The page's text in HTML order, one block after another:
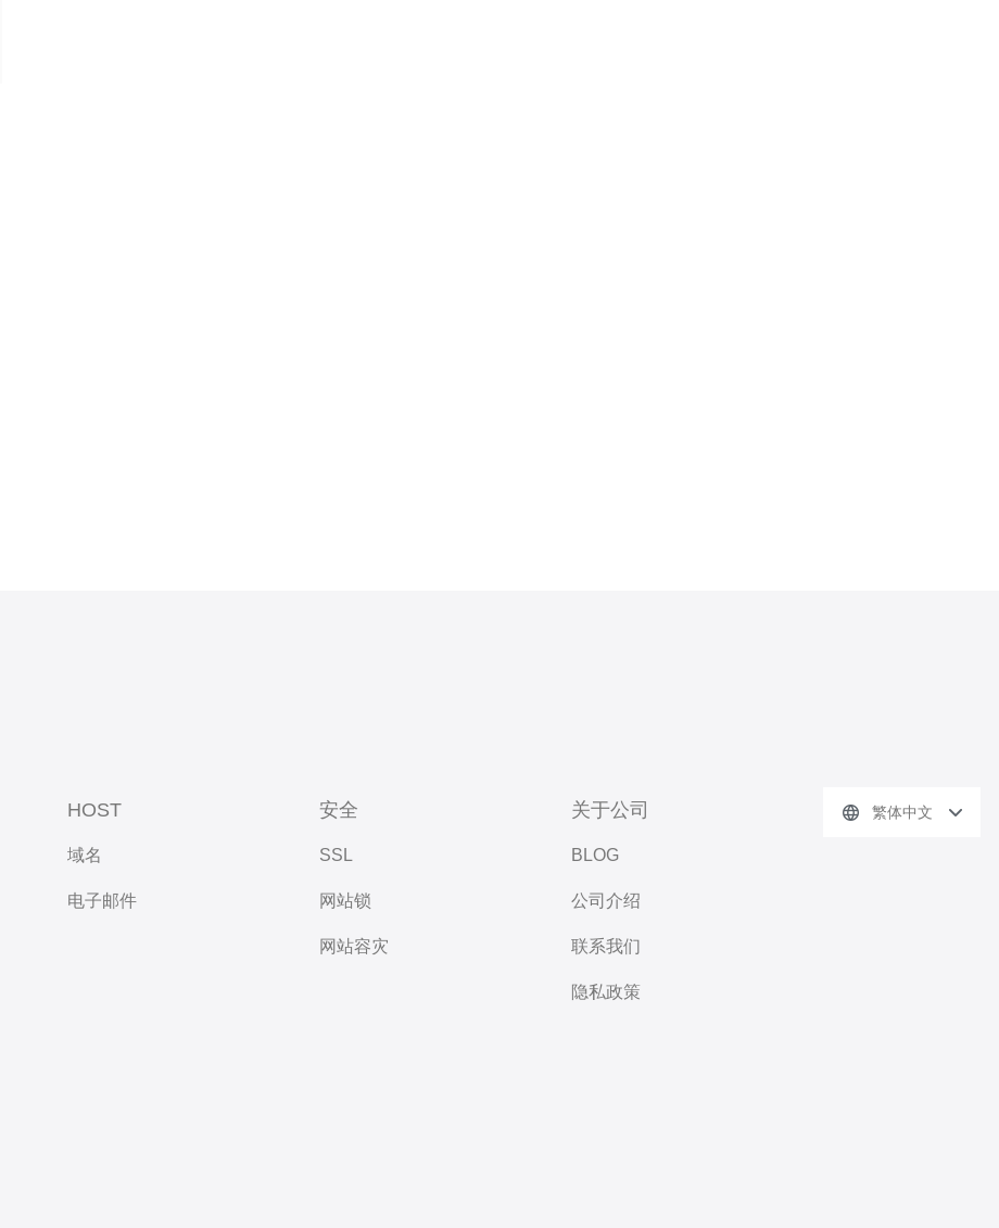
HOST
域名
电子邮件
安全
SSL
网站锁
网站容灾
关于公司
BLOG
公司介绍
联系我们
隐私政策
繁体中文